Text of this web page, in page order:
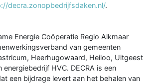
decra.zonopbedrijfsdaken.nl/.
Energie Coöperatie Regio Alkmaar
van gemeenten
Heerhugowaard, Heiloo, Uitgeest
HVC. DECRA is een
een bijdrage levert aan het behalen van